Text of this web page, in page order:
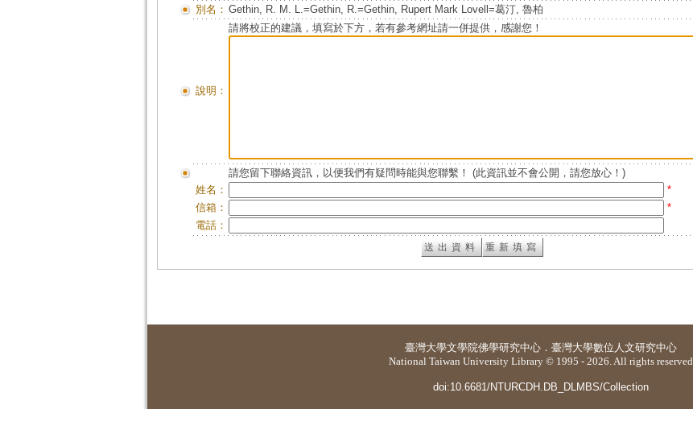
別名： Gethin, R. M. L.=Gethin, R.=Gethin, Rupert Mark Lovell=葛汀, 魯柏
說明：
請將校正的建議，填寫於下方，若有參考網址請一併提供，感謝您！
請您留下聯絡資訊，以便我們有疑問時能與您聯繫！ (此資訊並不會公開，請您放心！)
姓名：
*
信箱：
*
電話：
臺灣大學文學院佛學研究中心 ． 臺灣大學數位人文研究中心
National Taiwan University Library © 1995 - 2026. All rights reserved
doi:10.6681/NTURCDH.DB_DLMBS/Collection